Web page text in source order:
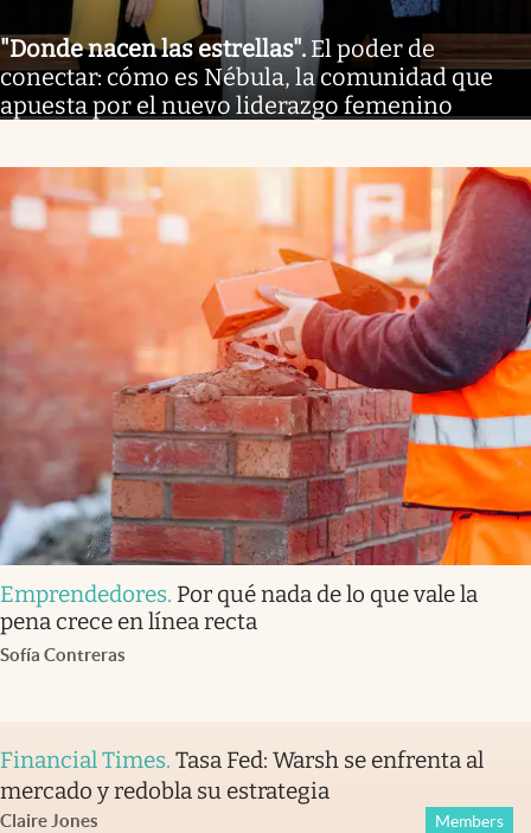
"Donde nacen las estrellas". El poder de
conectar: cómo es Nébula, la comunidad que
apuesta por el nuevo liderazgo femenino
Emprendedores. Por qué nada de lo que vale la
pena crece en línea recta
Sofía Contreras
Financial Times. Tasa Fed: Warsh se enfrenta al
mercado y redobla su estrategia
Claire Jones Members